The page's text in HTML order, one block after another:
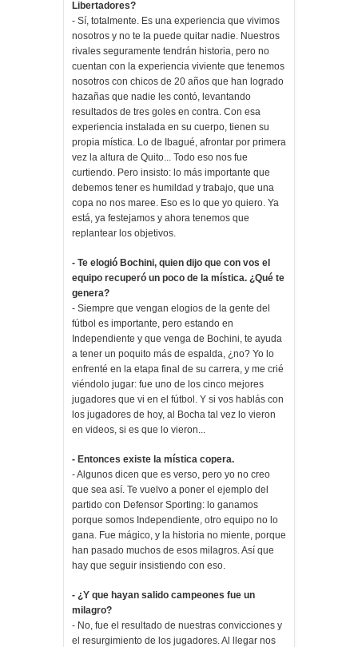
Libertadores?
- Sí, totalmente. Es una experiencia que vivimos
nosotros y no te la puede quitar nadie. Nuestros
rivales seguramente tendrán historia, pero no
cuentan con la experiencia viviente que tenemos
nosotros con chicos de 20 años que han logrado
hazañas que nadie les contó, levantando
resultados de tres goles en contra. Con esa
experiencia instalada en su cuerpo, tienen su
propia mística. Lo de Ibagué, afrontar por primera
vez la altura de Quito... Todo eso nos fue
curtiendo. Pero insisto: lo más importante que
debemos tener es humildad y trabajo, que una
copa no nos maree. Eso es lo que yo quiero. Ya
está, ya festejamos y ahora tenemos que
replantear los objetivos.
- Te elogió Bochini, quien dijo que con vos el
equipo recuperó un poco de la mística. ¿Qué te
genera?
- Siempre que vengan elogios de la gente del
fútbol es importante, pero estando en
Independiente y que venga de Bochini, te ayuda
a tener un poquito más de espalda, ¿no? Yo lo
enfrenté en la etapa final de su carrera, y me crié
viéndolo jugar: fue uno de los cinco mejores
jugadores que vi en el fútbol. Y si vos hablás con
los jugadores de hoy, al Bocha tal vez lo vieron
en videos, si es que lo vieron...
- Entonces existe la mística copera.
- Algunos dicen que es verso, pero yo no creo
que sea así. Te vuelvo a poner el ejemplo del
partido con Defensor Sporting: lo ganamos
porque somos Independiente, otro equipo no lo
gana. Fue mágico, y la historia no miente, porque
han pasado muchos de esos milagros. Así que
hay que seguir insistiendo con eso.
- ¿Y que hayan salido campeones fue un
milagro?
- No, fue el resultado de nuestras convicciones y
el resurgimiento de los jugadores. Al llegar nos